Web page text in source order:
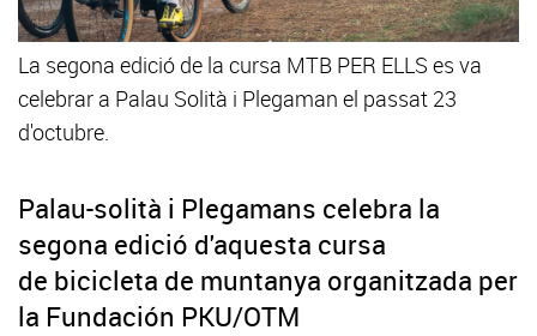
La segona edició de la cursa MTB PER ELLS es va
celebrar a Palau Solità i Plegaman el passat 23
d'octubre.
Palau-solità i Plegamans celebra la
segona edició d'aquesta cursa
de bicicleta de muntanya organitzada per
la Fundación PKU/OTM